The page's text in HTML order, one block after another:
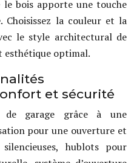
bois apporte une touche
Choisissez la couleur et la
le style architectural de
esthétique optimal.
et sécurité
de garage grâce à une
pour une ouverture et
hublots pour